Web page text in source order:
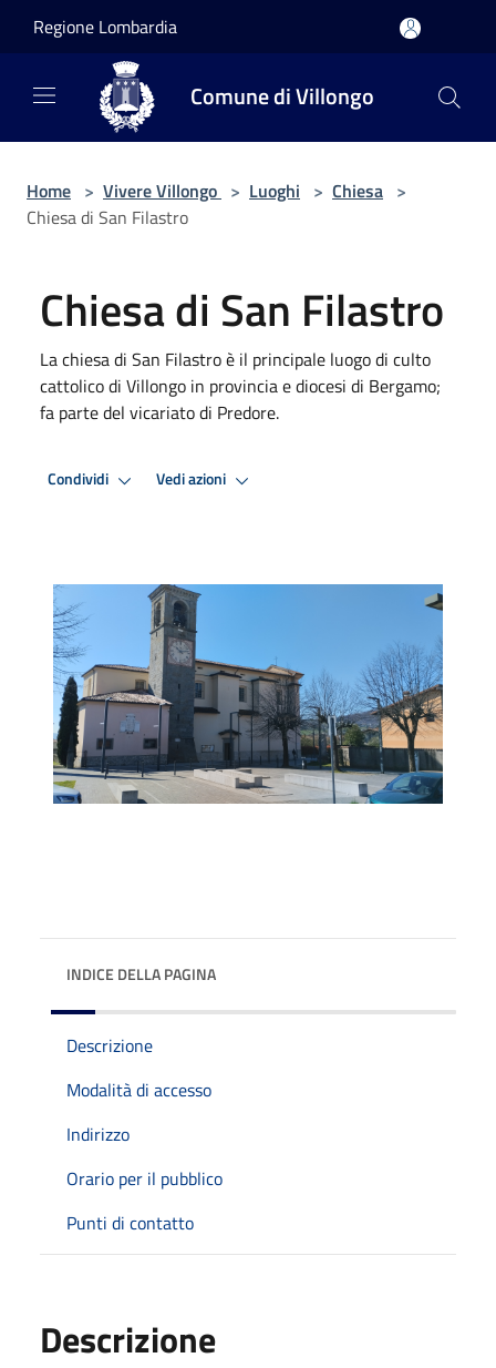
Regione Lombardia
Comune di Villongo
Home > Vivere Villongo > Luoghi > Chiesa >
Chiesa di San Filastro
Chiesa di San Filastro
La chiesa di San Filastro è il principale luogo di culto
cattolico di Villongo in provincia e diocesi di Bergamo;
fa parte del vicariato di Predore.
Condividi Vedi azioni
INDICE DELLA PAGINA
Descrizione
Modalità di accesso
Indirizzo
Orario per il pubblico
Punti di contatto
Descrizione